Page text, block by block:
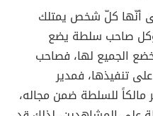
أنّها كلّ شخص يمتلك
صاحب سلطة يضع
الجميع لها، فصاحب
تنفيذها، فمدير
مالكاً للسلطة ضمن مجاله،